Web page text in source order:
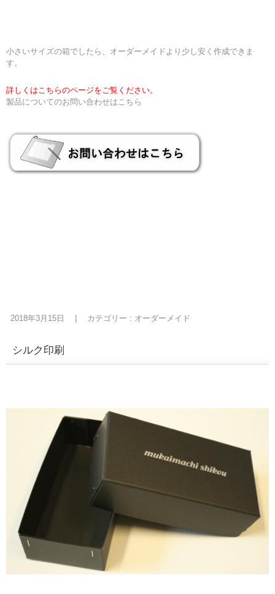
小さいサイズの箱でしたら、オーダーメイドより少し安く作成できま
す。
詳しくはこちらのページをご覧ください。
製品についてのお問い合わせはこちら
2018年3月15日 カテゴリー : オーダーメイド
シルク印刷